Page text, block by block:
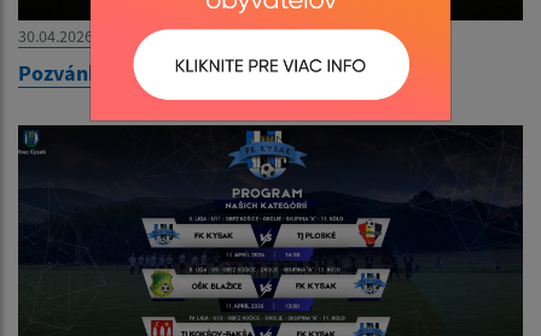
30.04.2026
Pozvánka na futbalový zápas 03.05.2026